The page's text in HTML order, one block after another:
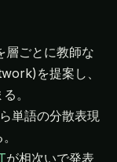
ごとに教師な
を提案し、
。
単語の分散表現
が相次いで発表